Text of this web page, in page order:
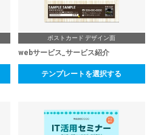
ポストカード デザイン面
webサービス_サービス紹介
テンプレートを選択する